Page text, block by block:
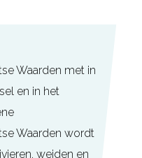
Waarden met in
en in het
Waarden wordt
weiden en